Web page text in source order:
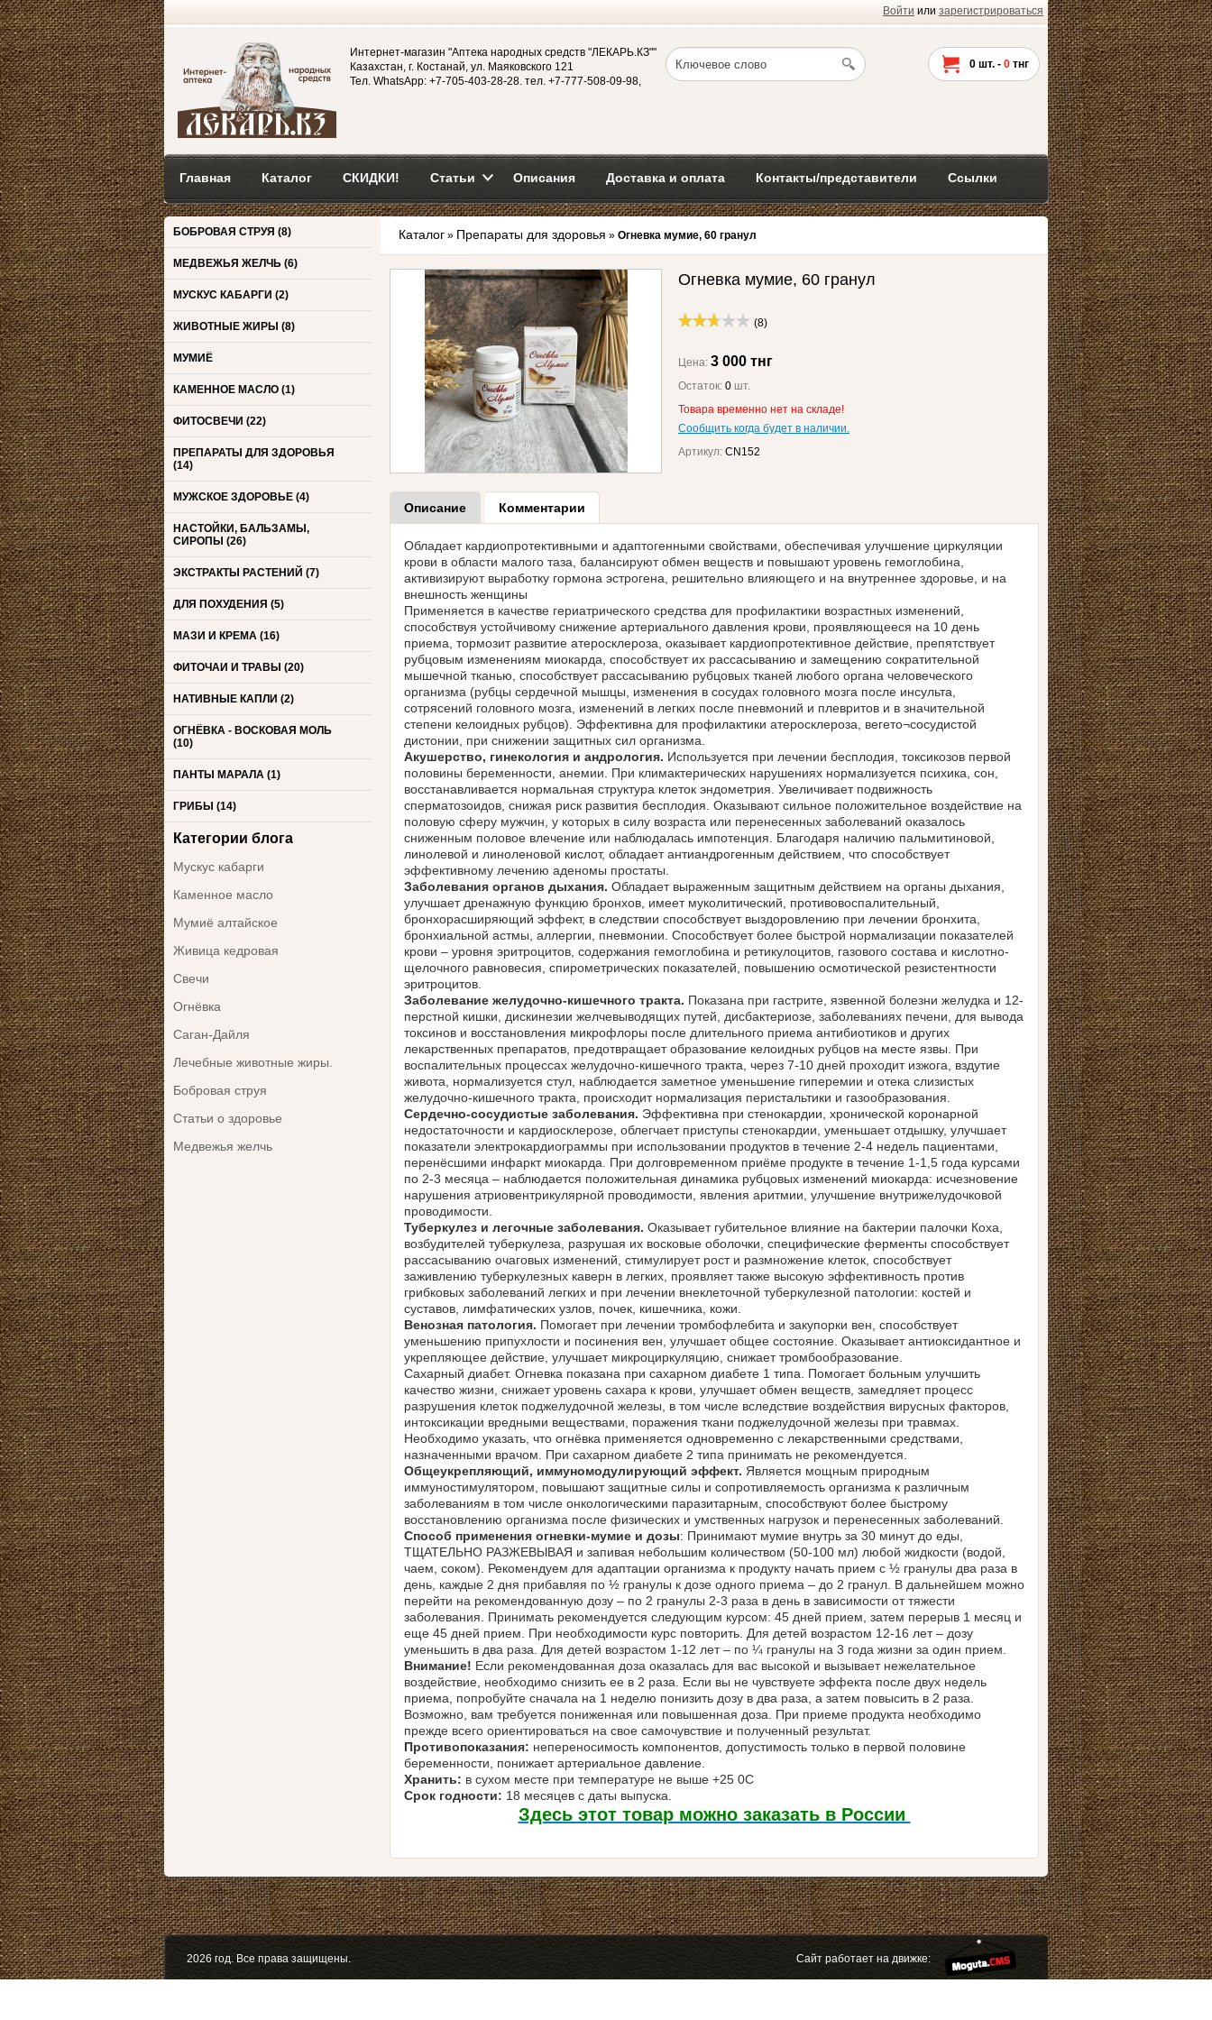
Войти или зарегистрироваться
Интернет-магазин "Аптека народных средств "ЛЕКАРЬ.КЗ""
Казахстан, г. Костанай, ул. Маяковского 121
Тел. WhatsApp: +7-705-403-28-28. тел. +7-777-508-09-98,
0 шт. - 0 тнг
Главная Каталог СКИДКИ! Статьи Описания Доставка и оплата Контакты/представители Ссылки
БОБРОВАЯ СТРУЯ (8)
МЕДВЕЖЬЯ ЖЕЛЧЬ (6)
МУСКУС КАБАРГИ (2)
ЖИВОТНЫЕ ЖИРЫ (8)
МУМИЁ
КАМЕННОЕ МАСЛО (1)
ФИТОСВЕЧИ (22)
ПРЕПАРАТЫ ДЛЯ ЗДОРОВЬЯ
(14)
МУЖСКОЕ ЗДОРОВЬЕ (4)
НАСТОЙКИ, БАЛЬЗАМЫ,
СИРОПЫ (26)
ЭКСТРАКТЫ РАСТЕНИЙ (7)
ДЛЯ ПОХУДЕНИЯ (5)
МАЗИ И КРЕМА (16)
ФИТОЧАИ И ТРАВЫ (20)
НАТИВНЫЕ КАПЛИ (2)
ОГНЁВКА - ВОСКОВАЯ МОЛЬ
(10)
ПАНТЫ МАРАЛА (1)
ГРИБЫ (14)
Категории блога
Мускус кабарги
Каменное масло
Мумиё алтайское
Живица кедровая
Свечи
Огнёвка
Саган-Дайля
Лечебные животные жиры.
Бобровая струя
Статьи о здоровье
Медвежья желчь
Каталог » Препараты для здоровья » Огневка мумие, 60 гранул
Огневка мумие, 60 гранул
(8)
Цена: 3 000 тнг
Остаток: 0 шт.
Товара временно нет на складе!
Сообщить когда будет в наличии.
Артикул: CN152
Описание Комментарии
Обладает кардиопротективными и адаптогенными свойствами, обеспечивая улучшение циркуляции
крови в области малого таза, балансируют обмен веществ и повышают уровень гемоглобина,
активизируют выработку гормона эстрогена, решительно влияющего и на внутреннее здоровье, и на
внешность женщины
Применяется в качестве гериатрического средства для профилактики возрастных изменений,
способствуя устойчивому снижение артериального давления крови, проявляющееся на 10 день
приема, тормозит развитие атеросклероза, оказывает кардиопротективное действие, препятствует
рубцовым изменениям миокарда, способствует их рассасыванию и замещению сократительной
мышечной тканью, способствует рассасыванию рубцовых тканей любого органа человеческого
организма (рубцы сердечной мышцы, изменения в сосудах головного мозга после инсульта,
сотрясений головного мозга, изменений в легких после пневмоний и плевритов и в значительной
степени келоидных рубцов). Эффективна для профилактики атеросклероза, вегето¬сосудистой
дистонии, при снижении защитных сил организма.
Акушерство, гинекология и андрология. Используется при лечении бесплодия, токсикозов первой
половины беременности, анемии. При климактерических нарушениях нормализуется психика, сон,
восстанавливается нормальная структура клеток эндометрия. Увеличивает подвижность
сперматозоидов, снижая риск развития бесплодия. Оказывают сильное положительное воздействие на
половую сферу мужчин, у которых в силу возраста или перенесенных заболеваний оказалось
сниженным половое влечение или наблюдалась импотенция. Благодаря наличию пальмитиновой,
линолевой и линоленовой кислот, обладает антиандрогенным действием, что способствует
эффективному лечению аденомы простаты.
Заболевания органов дыхания. Обладает выраженным защитным действием на органы дыхания,
улучшает дренажную функцию бронхов, имеет муколитический, противовоспалительный,
бронхорасширяющий эффект, в следствии способствует выздоровлению при лечении бронхита,
бронхиальной астмы, аллергии, пневмонии. Способствует более быстрой нормализации показателей
крови – уровня эритроцитов, содержания гемоглобина и ретикулоцитов, газового состава и кислотно-
щелочного равновесия, спирометрических показателей, повышению осмотической резистентности
эритроцитов.
Заболевание желудочно-кишечного тракта. Показана при гастрите, язвенной болезни желудка и 12-
перстной кишки, дискинезии желчевыводящих путей, дисбактериозе, заболеваниях печени, для вывода
токсинов и восстановления микрофлоры после длительного приема антибиотиков и других
лекарственных препаратов, предотвращает образование келоидных рубцов на месте язвы. При
воспалительных процессах желудочно-кишечного тракта, через 7-10 дней проходит изжога, вздутие
живота, нормализуется стул, наблюдается заметное уменьшение гиперемии и отека слизистых
желудочно-кишечного тракта, происходит нормализация перистальтики и газообразования.
Сердечно-сосудистые заболевания. Эффективна при стенокардии, хронической коронарной
недостаточности и кардиосклерозе, облегчает приступы стенокардии, уменьшает отдышку, улучшает
показатели электрокардиограммы при использовании продуктов в течение 2-4 недель пациентами,
перенёсшими инфаркт миокарда. При долговременном приёме продукте в течение 1-1,5 года курсами
по 2-3 месяца – наблюдается положительная динамика рубцовых изменений миокарда: исчезновение
нарушения атриовентрикулярной проводимости, явления аритмии, улучшение внутрижелудочковой
проводимости.
Туберкулез и легочные заболевания. Оказывает губительное влияние на бактерии палочки Коха,
возбудителей туберкулеза, разрушая их восковые оболочки, специфические ферменты способствует
рассасыванию очаговых изменений, стимулирует рост и размножение клеток, способствует
заживлению туберкулезных каверн в легких, проявляет также высокую эффективность против
грибковых заболеваний легких и при лечении внеклеточной туберкулезной патологии: костей и
суставов, лимфатических узлов, почек, кишечника, кожи.
Венозная патология. Помогает при лечении тромбофлебита и закупорки вен, способствует
уменьшению припухлости и посинения вен, улучшает общее состояние. Оказывает антиоксидантное и
укрепляющее действие, улучшает микроциркуляцию, снижает тромбообразование.
Сахарный диабет. Огневка показана при сахарном диабете 1 типа. Помогает больным улучшить
качество жизни, снижает уровень сахара к крови, улучшает обмен веществ, замедляет процесс
разрушения клеток поджелудочной железы, в том числе вследствие воздействия вирусных факторов,
интоксикации вредными веществами, поражения ткани поджелудочной железы при травмах.
Необходимо указать, что огнёвка применяется одновременно с лекарственными средствами,
назначенными врачом. При сахарном диабете 2 типа принимать не рекомендуется.
Общеукрепляющий, иммуномодулирующий эффект. Является мощным природным
иммуностимулятором, повышают защитные силы и сопротивляемость организма к различным
заболеваниям в том числе онкологическими паразитарным, способствуют более быстрому
восстановлению организма после физических и умственных нагрузок и перенесенных заболеваний.
Способ применения огневки-мумие и дозы: Принимают мумие внутрь за 30 минут до еды,
ТЩАТЕЛЬНО РАЗЖЕВЫВАЯ и запивая небольшим количеством (50-100 мл) любой жидкости (водой,
чаем, соком). Рекомендуем для адаптации организма к продукту начать прием с ½ гранулы два раза в
день, каждые 2 дня прибавляя по ½ гранулы к дозе одного приема – до 2 гранул. В дальнейшем можно
перейти на рекомендованную дозу – по 2 гранулы 2-3 раза в день в зависимости от тяжести
заболевания. Принимать рекомендуется следующим курсом: 45 дней прием, затем перерыв 1 месяц и
еще 45 дней прием. При необходимости курс повторить. Для детей возрастом 12-16 лет – дозу
уменьшить в два раза. Для детей возрастом 1-12 лет – по ¼ гранулы на 3 года жизни за один прием.
Внимание! Если рекомендованная доза оказалась для вас высокой и вызывает нежелательное
воздействие, необходимо снизить ее в 2 раза. Если вы не чувствуете эффекта после двух недель
приема, попробуйте сначала на 1 неделю понизить дозу в два раза, а затем повысить в 2 раза.
Возможно, вам требуется пониженная или повышенная доза. При приеме продукта необходимо
прежде всего ориентироваться на свое самочувствие и полученный результат.
Противопоказания: непереносимость компонентов, допустимость только в первой половине
беременности, понижает артериальное давление.
Хранить: в сухом месте при температуре не выше +25 0С
Срок годности: 18 месяцев с даты выпуска.
Здесь этот товар можно заказать в России
2026 год. Все права защищены. Сайт работает на движке: